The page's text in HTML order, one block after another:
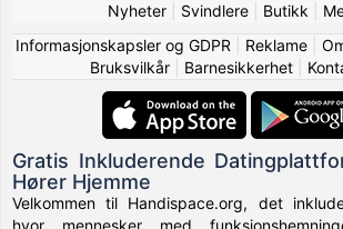
Nyheter| Svindlere| Butikk
Informasjonskapsler og GDPR
Reklame|
Bruksvilkår
Barnesikkerhet
Gratis Inkluderende
Hører Hjemme
Velkommen til Handispace.org, det
hvor mennesker med